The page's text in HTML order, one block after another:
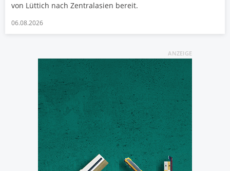
von Lüttich nach Zentralasien bereit.
06.08.2026
ANZEIGE